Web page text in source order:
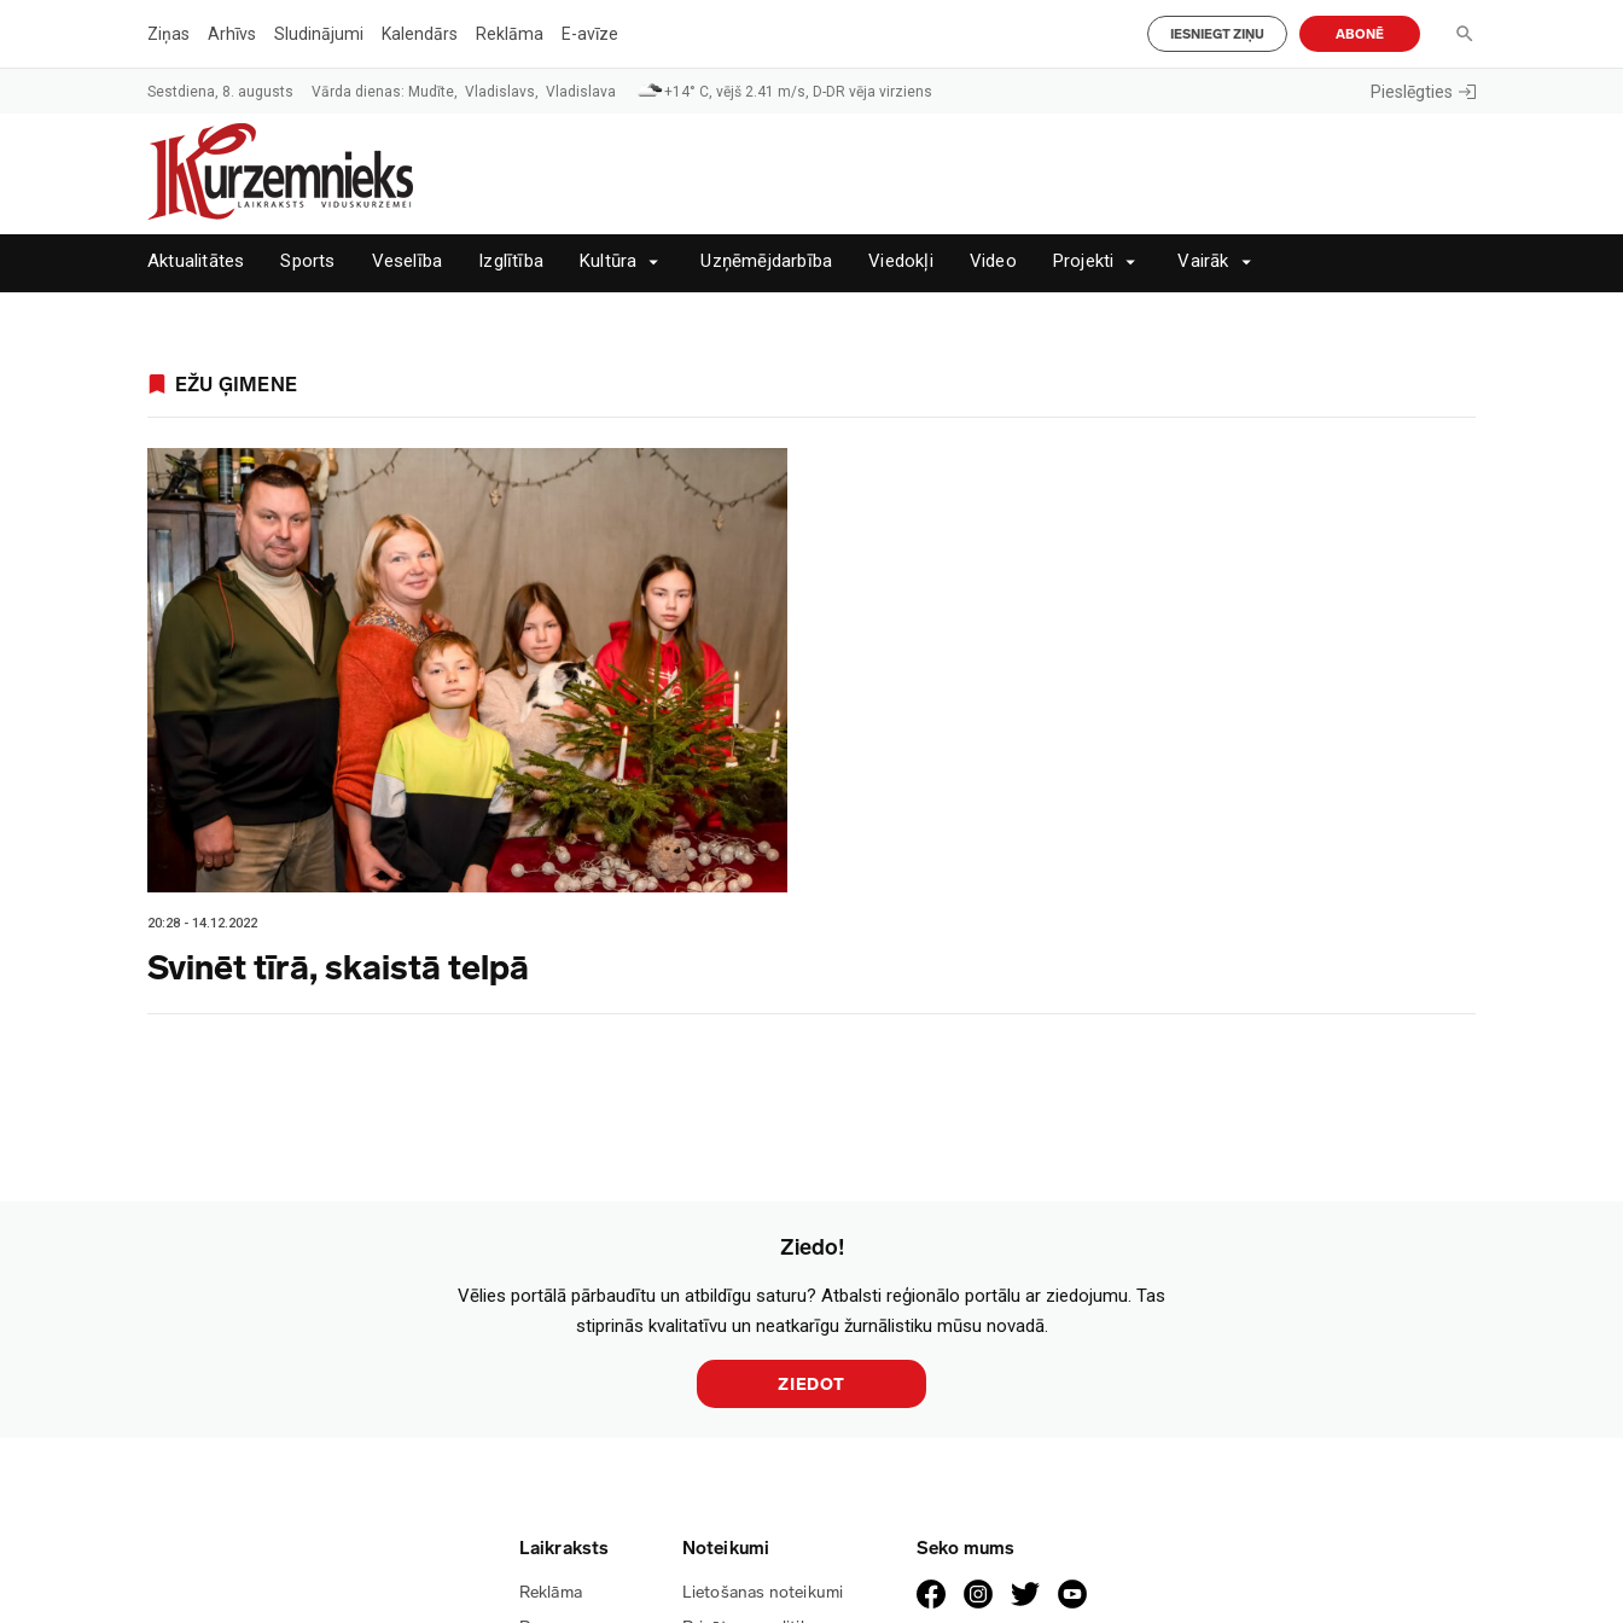
Ziņas Arhīvs Sludinājumi Kalendārs Reklāma E-avīze IESNIEGT ZIŅU ABONĒ
Sestdiena, 8. augusts Vārda dienas: Mudīte, Vladislavs, Vladislava +14° C, vējš 2.41 m/s, D-DR vēja virziens Pieslēgties
Aktualitātes Sports Veselība Izglītība Kultūra Uzņēmējdarbība Viedokļi Video Projekti Vairāk
EŽU ĢIMENE
20:28 - 14.12.2022
Svinēt tīrā, skaistā telpā
Ziedo!
Vēlies portālā pārbaudītu un atbildīgu saturu? Atbalsti reģionālo portālu ar ziedojumu. Tas
stiprinās kvalitatīvu un neatkarīgu žurnālistiku mūsu novadā.
ZIEDOT
Laikraksts
Reklāma
Noteikumi
Lietošanas noteikumi
Seko mums